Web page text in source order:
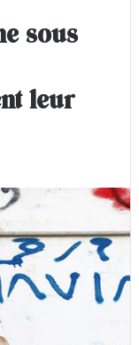
sous
leur